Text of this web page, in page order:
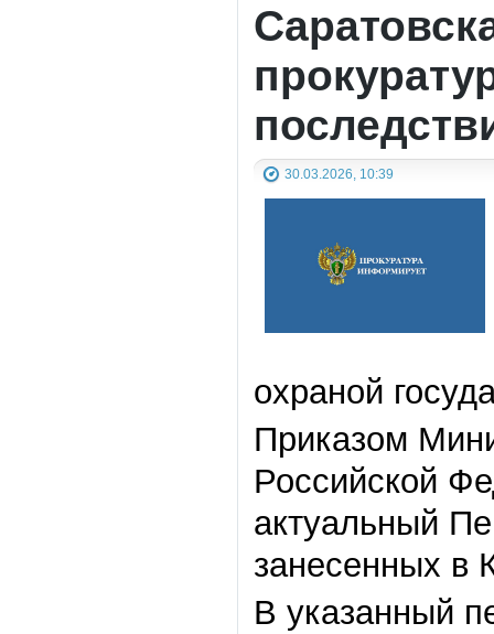
30.03.2026, 10:39
охраной
Приказом
Российской
актуальный
занесенных в
В указанный